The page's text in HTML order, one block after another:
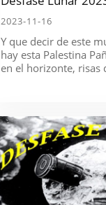
2023-11-16
Y que decir de este
hay esta Palestina
en el horizonte, risas